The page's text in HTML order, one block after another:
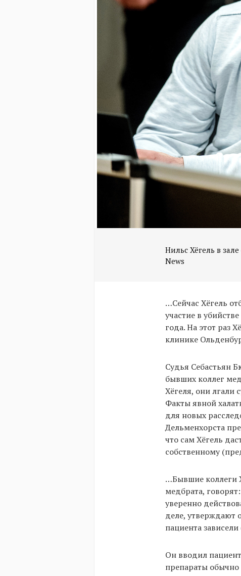
Нильс Хёгель в
…Сейчас Хёгель
участие в
года. На этот раз
клинике
Судья Себастьян
бывших коллег
Хёгеля, они лгали
Факты явной
для новых
Дельменхорста
что сам Хёгель
собственному
…Бывшие коллеги
медбрата,
уверенно
деле, утверждают
пациента зависели
Он вводил
препараты обычно